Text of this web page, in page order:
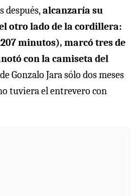
después,alcanzaría su
otro lado de la cordillera:
minutos), marcó tres de
con la camiseta del
Gonzalo Jara sólo dos meses
tuviera el entrevero con